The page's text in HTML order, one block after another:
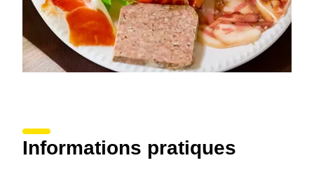
Informations pratiques